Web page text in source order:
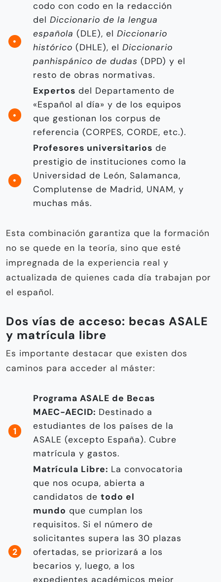
codo con codo en la redacción
del Diccionario de la lengua
española (DLE), el Diccionario
histórico (DHLE), el Diccionario
panhispánico de dudas (DPD) y el
resto de obras normativas.
Expertos del Departamento de
«Español al día» y de los equipos
que gestionan los corpus de
referencia (CORPES, CORDE, etc.).
Profesores universitarios de
prestigio de instituciones como la
Universidad de León, Salamanca,
Complutense de Madrid, UNAM, y
muchas más.
Esta combinación garantiza que la formación
no se quede en la teoría, sino que esté
impregnada de la experiencia real y
actualizada de quienes cada día trabajan por
el español.
Dos vías de acceso: becas ASALE
y matrícula libre
Es importante destacar que existen dos
caminos para acceder al máster:
Programa ASALE de Becas
MAEC-AECID: Destinado a
estudiantes de los países de la
ASALE (excepto España). Cubre
matrícula y gastos.
Matrícula Libre: La convocatoria
que nos ocupa, abierta a
candidatos de todo el
mundo que cumplan los
requisitos. Si el número de
solicitantes supera las 30 plazas
ofertadas, se priorizará a los
becarios y, luego, a los
expedientes académicos mejor